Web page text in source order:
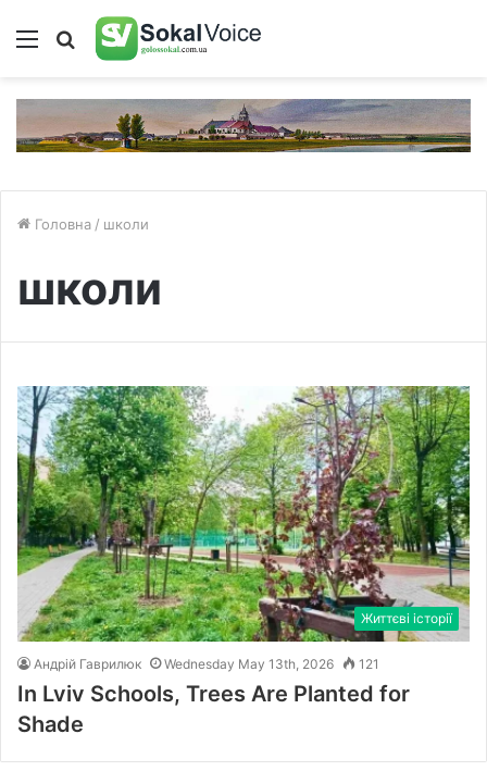
Меню Пошук
Головна / школи
школи
Життєві історії
Андрій Гаврилюк Wednesday May 13th, 2026 121
In Lviv Schools, Trees Are Planted for
Shade